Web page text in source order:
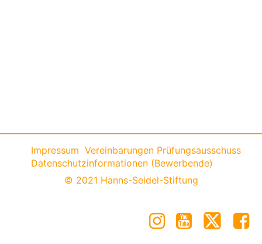
Impressum Vereinbarungen Prüfungsausschuss
Datenschutzinformationen (Bewerbende)
© 2021 Hanns-Seidel-Stiftung